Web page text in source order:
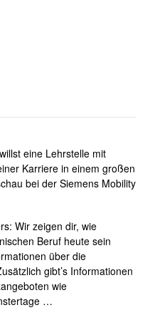
eine Lehrstelle mit
Karriere in einem großen
bei der Siemens Mobility
Wir zeigen dir, wie
Beruf heute sein
über die
gibt’s Informationen
wie
…